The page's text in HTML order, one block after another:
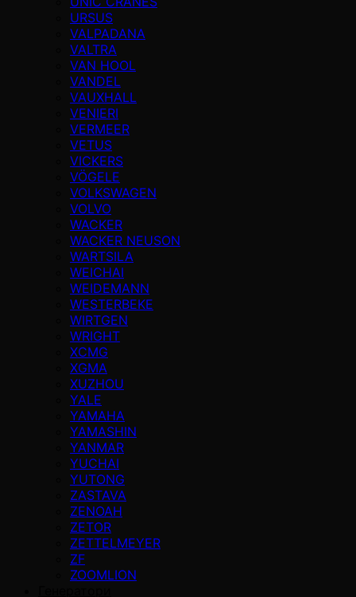
URSUS
VALPADANA
VALTRA
VAN HOOL
VANDEL
VAUXHALL
VENIERI
VERMEER
VETUS
VICKERS
VÖGELE
VOLKSWAGEN
VOLVO
WACKER
WACKER NEUSON
WARTSILA
WEICHAI
WEIDEMANN
WESTERBEKE
WIRTGEN
WRIGHT
XCMG
XGMA
XUZHOU
YALE
YAMAHA
YAMASHIN
YANMAR
YUCHAI
YUTONG
ZASTAVA
ZENOAH
ZETOR
ZETTELMEYER
ZF
ZOOMLION